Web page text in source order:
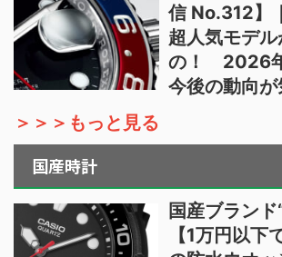
信 No.312】
超人気モデ
の！ 2026
今後の動向が
＞＞＞もっと見る
国産時計
国産ブラン
【1万円以下